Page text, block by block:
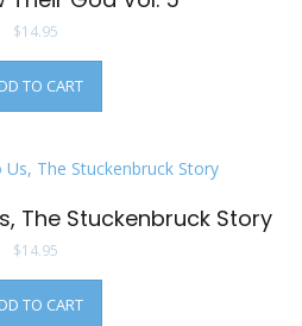
$14.95
TO CART
The Stuckenbruck Story
$14.95
TO CART